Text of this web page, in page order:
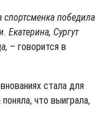
победила
Екатерина, Сургут
– говорится в
стала для
что выиграла,